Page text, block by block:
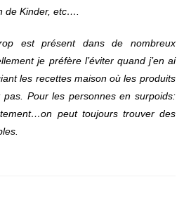
de Kinder, etc….
est présent dans de nombreux
je préfère l’éviter quand j’en ai
les recettes maison où les produits
pas. Pour les personnes en surpoids:
peut toujours trouver des